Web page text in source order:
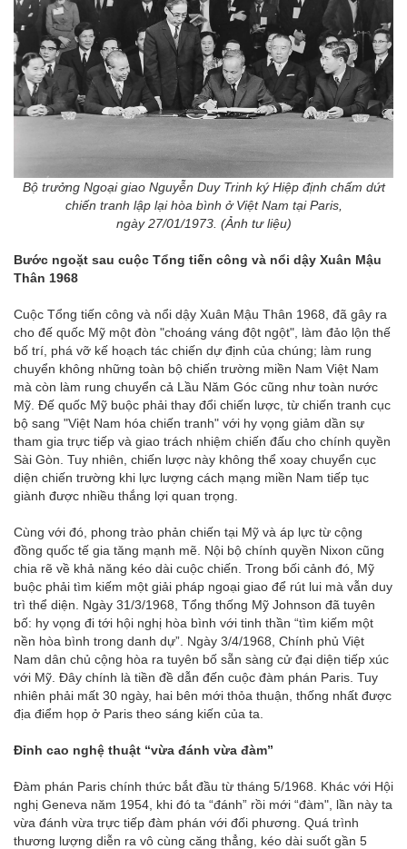
Bộ trưởng Ngoại giao Nguyễn Duy Trinh ký Hiệp định chấm dứt
chiến tranh lập lại hòa bình ở Việt Nam tại Paris,
ngày 27/01/1973. (Ảnh tư liệu)
Bước ngoặt sau cuộc Tổng tiến công và nổi dậy Xuân Mậu
Thân 1968
Cuộc Tổng tiến công và nổi dậy Xuân Mậu Thân 1968, đã gây ra
cho đế quốc Mỹ một đòn "choáng váng đột ngột", làm đảo lộn thế
bố trí, phá vỡ kế hoạch tác chiến dự định của chúng; làm rung
chuyển không những toàn bộ chiến trường miền Nam Việt Nam
mà còn làm rung chuyển cả Lầu Năm Góc cũng như toàn nước
Mỹ. Đế quốc Mỹ buộc phải thay đổi chiến lược, từ chiến tranh cục
bộ sang "Việt Nam hóa chiến tranh" với hy vọng giảm dần sự
tham gia trực tiếp và giao trách nhiệm chiến đấu cho chính quyền
Sài Gòn. Tuy nhiên, chiến lược này không thể xoay chuyển cục
diện chiến trường khi lực lượng cách mạng miền Nam tiếp tục
giành được nhiều thắng lợi quan trọng.
Cùng với đó, phong trào phản chiến tại Mỹ và áp lực từ cộng
đồng quốc tế gia tăng mạnh mẽ. Nội bộ chính quyền Nixon cũng
chia rẽ về khả năng kéo dài cuộc chiến. Trong bối cảnh đó, Mỹ
buộc phải tìm kiếm một giải pháp ngoại giao để rút lui mà vẫn duy
trì thể diện. Ngày 31/3/1968, Tổng thống Mỹ Johnson đã tuyên
bố: hy vọng đi tới hội nghị hòa bình với tinh thần “tìm kiếm một
nền hòa bình trong danh dự”. Ngày 3/4/1968, Chính phủ Việt
Nam dân chủ cộng hòa ra tuyên bố sẵn sàng cử đại diện tiếp xúc
với Mỹ. Đây chính là tiền đề dẫn đến cuộc đàm phán Paris. Tuy
nhiên phải mất 30 ngày, hai bên mới thỏa thuận, thống nhất được
địa điểm họp ở Paris theo sáng kiến của ta.
Đỉnh cao nghệ thuật “vừa đánh vừa đàm”
Đàm phán Paris chính thức bắt đầu từ tháng 5/1968. Khác với Hội
nghị Geneva năm 1954, khi đó ta “đánh” rồi mới “đàm", lần này ta
vừa đánh vừa trực tiếp đàm phán với đối phương. Quá trình
thương lượng diễn ra vô cùng căng thẳng, kéo dài suốt gần 5